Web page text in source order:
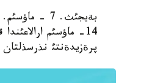
14- ماؤسئم
پرةزيدةنتئ